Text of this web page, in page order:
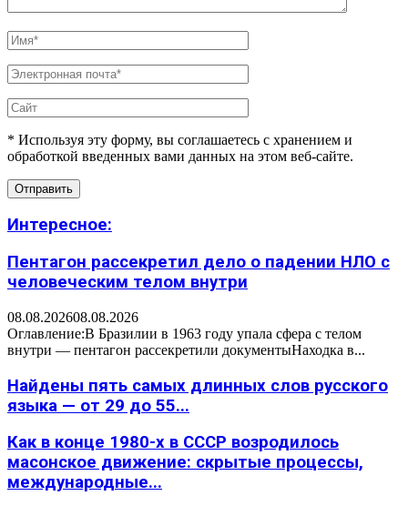
* Используя эту форму, вы соглашаетесь с хранением и
обработкой введенных вами данных на этом веб-сайте.
Интересное:
Пентагон рассекретил дело о падении НЛО с
человеческим телом внутри
08.08.202608.08.2026
Оглавление:В Бразилии в 1963 году упала сфера с телом
внутри — пентагон рассекретили документыНаходка в...
Найдены пять самых длинных слов русского
языка — от 29 до 55...
Как в конце 1980-х в СССР возродилось
масонское движение: скрытые процессы,
международные...